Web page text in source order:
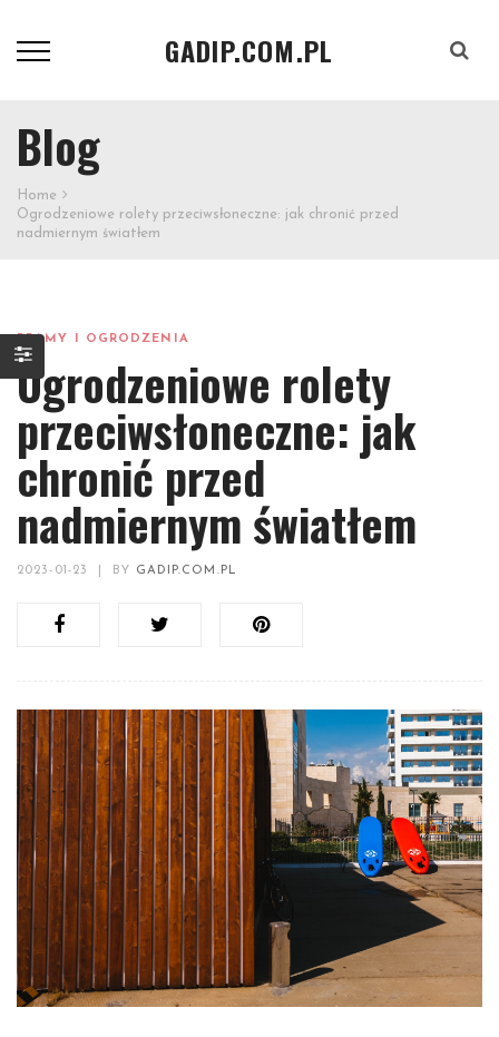
GADIP.COM.PL
Blog
Home
Ogrodzeniowe rolety przeciwsłoneczne: jak chronić przed
nadmiernym światłem
BRAMY I OGRODZENIA
Ogrodzeniowe rolety
przeciwsłoneczne: jak
chronić przed
nadmiernym światłem
2023-01-23 BY GADIP.COM.PL